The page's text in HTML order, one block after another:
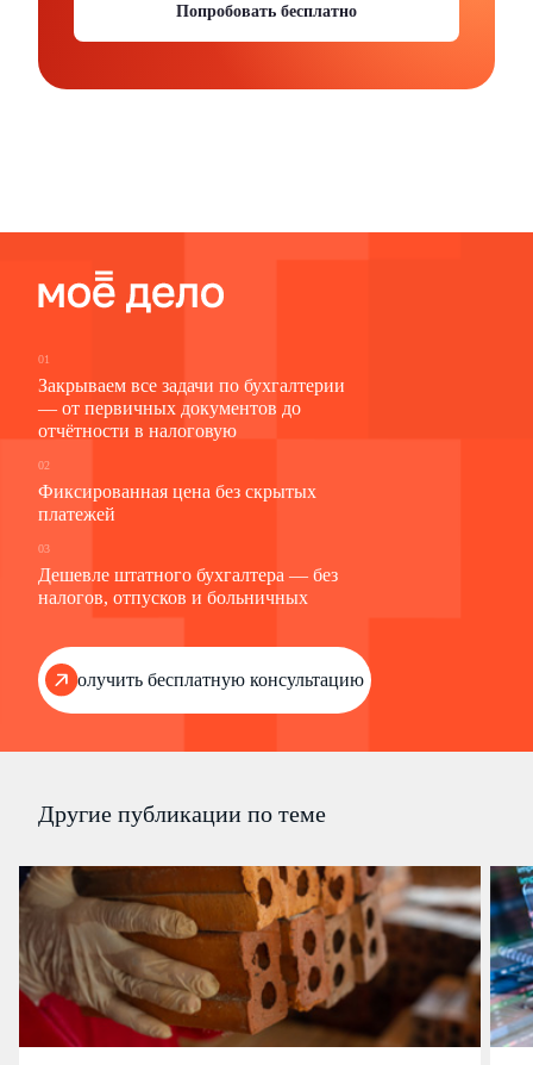
Попробовать бесплатно
01
Закрываем все задачи по бухгалтерии
— от первичных документов до
отчётности в налоговую
02
Фиксированная цена без скрытых
платежей
03
Дешевле штатного бухгалтера — без
налогов, отпусков и больничных
Получить бесплатную консультацию
Другие публикации по теме